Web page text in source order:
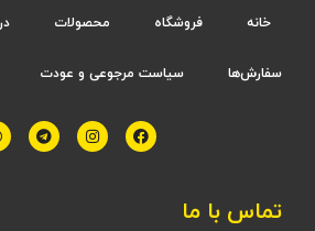
خانه فروشگاه محصولات
سفارش‌ها سیاست مرجوعی و عودت
تماس با ما